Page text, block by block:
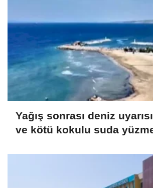
Yağış sonrası deniz
ve kötü kokulu suda